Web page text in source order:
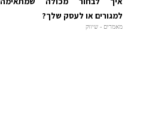
למגורים או לעסק שלך?
מאמרים - שיווק